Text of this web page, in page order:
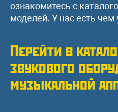
ознакомитесь с
моделей. У нас есть чем
Перейти в
звукового
музыкальной